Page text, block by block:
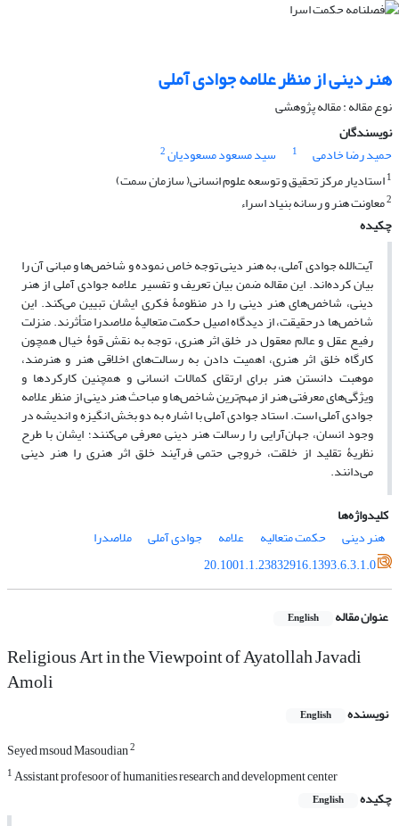
هنر دینی از منظر علامه جوادی آملی
نوع مقاله : مقاله پژوهشی
نویسندگان
حمید رضا خادمی
1 سید مسعود مسعودیان2
1استادیار مرکز تحقیق و توسعه علوم انسانی( سازمان سمت)
2معاونت هنر و رسانه بنیاد اسراء
چکیده
آیت‌الله جوادی آملی، به هنر دینی توجه خاص نموده و شاخص‌ها و مبانی آن را
بیان کرده‌اند. این مقاله ضمن بیان تعریف و تفسیر علامه جوادی آملی از هنر
دینی، شاخص‌های هنر دینی را در منظومۀ فکری ایشان تبیین می‌کند. این
شاخص‌ها درحقیقت، از دیدگاه اصیل حکمت متعالیۀ ملاصدرا متأثرند. منزلت
رفیع عقل و عالم معقول در خلق اثر هنری، توجه به نقش قوۀ خیال همچون
کارگاه خلق اثر هنری، اهمیت دادن به رسالت‌های اخلاقی هنر و هنرمند،
موهبت دانستن هنر برای ارتقای کمالات انسانی و همچنین کارکردها و
ویژگی‌های معرفتی هنر از مهم‌ترین شاخص‌ها و مباحث هنر دینی از منظر علامه
جوادی آملی است. استاد جوادی آملی با اشاره به دو بخش انگیزه و اندیشه در
وجود انسان، جهان‌آرایی را رسالت هنر دینی معرفی می‌کنند؛ ایشان با طرح
نظریۀ تقلید از خلقت، خروجی حتمی فرآیند خلق اثر هنری را هنر دینی
می‌دانند.
کلیدواژه‌ها
هنر دینی
حکمت متعالیه علامه جوادی آملی
ملاصدرا
20.1001.1.23832916.1393.6.3.1.0
عنوان مقاله English
Religious Art in the Viewpoint of Ayatollah Javadi
Amoli
نویسنده English
Seyed msoud Masoudian2
1Assistant profesoor of humanities research and development center
چکیده
English